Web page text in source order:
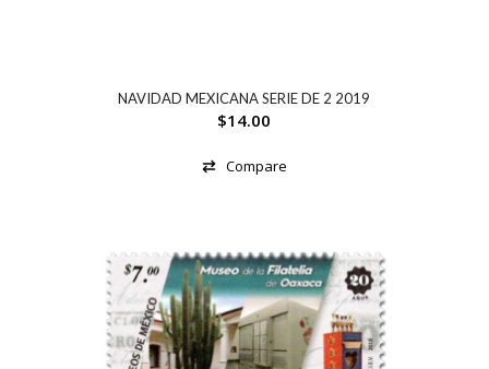
NAVIDAD MEXICANA SERIE DE 2 2019
$14.00
Compare